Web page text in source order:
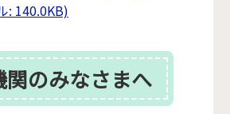
: 140.0KB)
関のみなさまへ